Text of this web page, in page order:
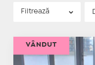
Filtrează
VÂNDUT